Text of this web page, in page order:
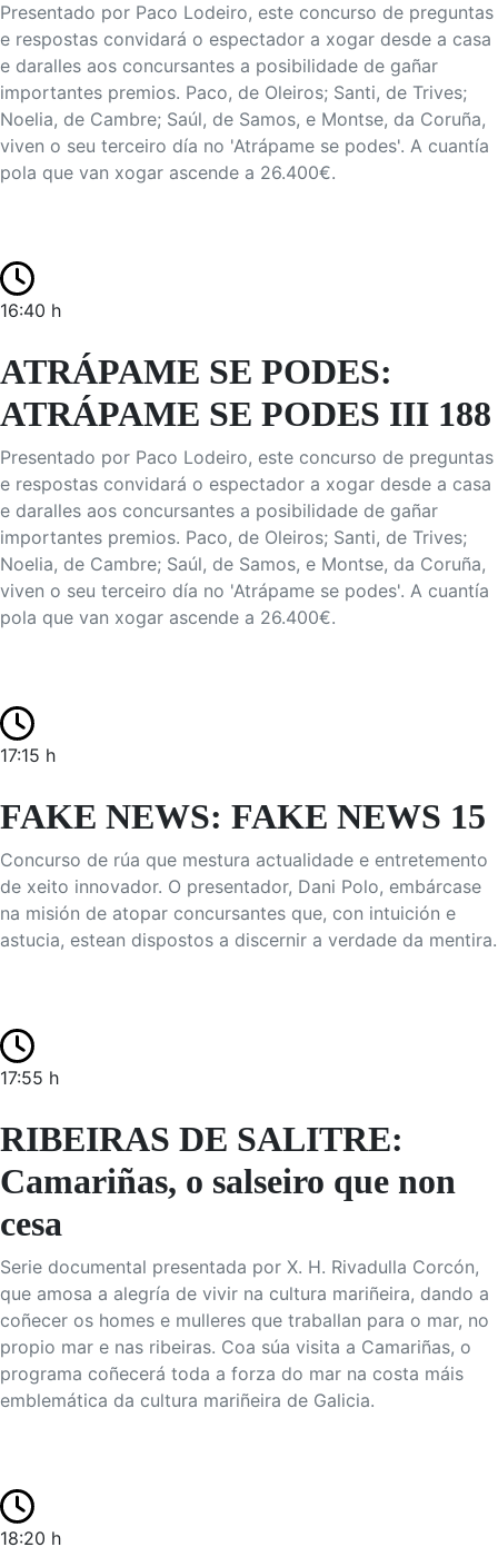
Presentado por Paco Lodeiro, este concurso de preguntas
e respostas convidará o espectador a xogar desde a casa
e daralles aos concursantes a posibilidade de gañar
importantes premios. Paco, de Oleiros; Santi, de Trives;
Noelia, de Cambre; Saúl, de Samos, e Montse, da Coruña,
viven o seu terceiro día no 'Atrápame se podes'. A cuantía
pola que van xogar ascende a 26.400€.
16:40 h
ATRÁPAME SE PODES:
ATRÁPAME SE PODES III 188
Presentado por Paco Lodeiro, este concurso de preguntas
e respostas convidará o espectador a xogar desde a casa
e daralles aos concursantes a posibilidade de gañar
importantes premios. Paco, de Oleiros; Santi, de Trives;
Noelia, de Cambre; Saúl, de Samos, e Montse, da Coruña,
viven o seu terceiro día no 'Atrápame se podes'. A cuantía
pola que van xogar ascende a 26.400€.
17:15 h
FAKE NEWS: FAKE NEWS 15
Concurso de rúa que mestura actualidade e entretemento
de xeito innovador. O presentador, Dani Polo, embárcase
na misión de atopar concursantes que, con intuición e
astucia, estean dispostos a discernir a verdade da mentira.
17:55 h
RIBEIRAS DE SALITRE:
Camariñas, o salseiro que non
cesa
Serie documental presentada por X. H. Rivadulla Corcón,
que amosa a alegría de vivir na cultura mariñeira, dando a
coñecer os homes e mulleres que traballan para o mar, no
propio mar e nas ribeiras. Coa súa visita a Camariñas, o
programa coñecerá toda a forza do mar na costa máis
emblemática da cultura mariñeira de Galicia.
18:20 h